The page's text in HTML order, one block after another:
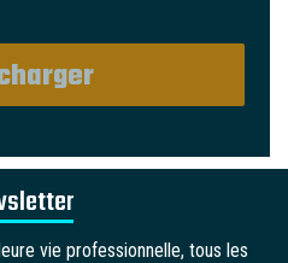
vie professionnelle, tous les